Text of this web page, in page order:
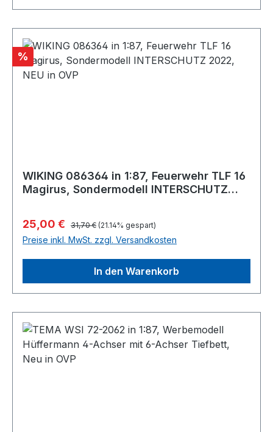
Rabatt
%
WIKING 086364 in 1:87, Feuerwehr TLF 16
Magirus, Sondermodell INTERSCHUTZ
Verkaufspreis:
25,00 € Regulärer Preis:
31,70 € (21.14% gespart)
Preise inkl. MwSt. zzgl. Versandkosten
In den Warenkorb